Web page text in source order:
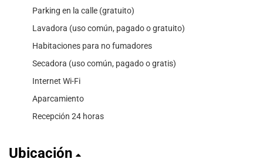
Parking en la calle (gratuito)
Lavadora (uso común, pagado o gratuito)
Habitaciones para no fumadores
Secadora (uso común, pagado o gratis)
Internet Wi-Fi
Aparcamiento
Recepción 24 horas
Ubicación